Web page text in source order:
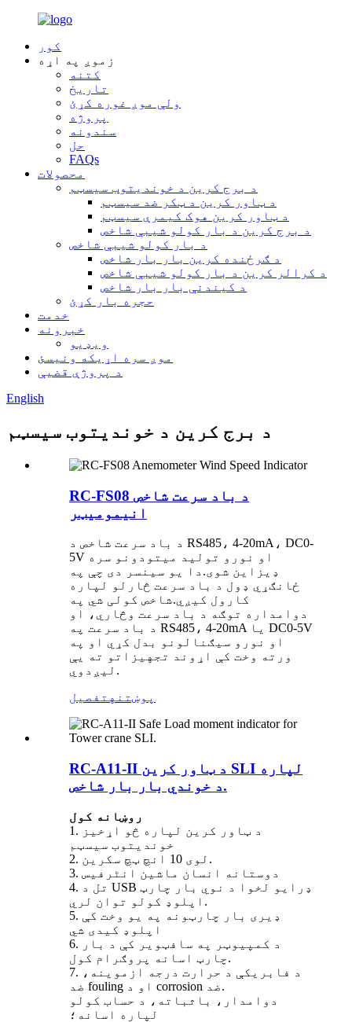
کور
زموږ په اړه
کتنه
تاریخ
ولې موږ غوره کړئ
پروژه
سندونه
حل
FAQs
محصولات
د برج کرین د خوندیتوب سیسټم
د ټاور کرین د ټکر ضد سیسټم
د ټاور کرین هوک کیمرې سیسټم
د برج کرین د بار کولو شیبې شاخص
د بار کولو شیبې شاخص
د ګرځنده کرین بار بار شاخص
د کرالر کرین د بار کولو شیبې شاخص
د کیندنې بار بار شاخص
حجره بار کړئ
خدمت
خبرونه
ویډیو
موږ سره اړیکه ونیسئ
د پروژې قضیې
English
د برج کرین د خوندیتوب سیسټم
RC-FS08 د باد سرعت شاخص
انیمومیټر
د باد سرعت شاخص د RS485، 4-20mA، DC0-
5V او نورو تولید میتودونو سره
ډیزاین شوی.دا یو سینسر دی چې په
ځانګړي ډول د باد سرعت څارلو لپاره
کارول کیږي.شاخص کولی شي په
دوامداره توګه د باد سرعت وڅاري، او
د باد سرعت په RS485، 4-20mA یا DC0-5V
او نورو سیګنالونو بدل کړي او په
ورته وخت کې اړوند تجهیزاتو ته یې
لیږدوي.
پوښتنه تفصیل
RC-A11-II د ټاور کرین SLI لپاره
د خوندي بار بار شاخص.
روښانه کول
1. د ټاور کرین لپاره څو اړخیز
خوندیتوب سیسټم
2. لوی 10 انچ ټچ سکرین.
3. دوستانه انسان ماشین انٹرفیس
4. تل د USB ډرایو لخوا د نوي بار چارټ
اپلوډ کولو توان لري.
5. ډیری بار چارټونه په یو وخت کې
اپلوډ کیدی شي
6. د کمپیوټر په سافټویر کې د بار
چارټ اسانه پروګرام کول.
7. د فابريکې د حرارت درجه ازموينه،
ضد fouling او د corrosion ضد.
دوامدار، باثباته، د حساب کولو
لپاره اسانه؛